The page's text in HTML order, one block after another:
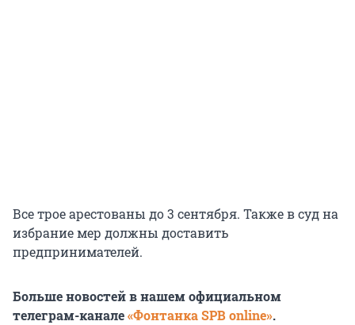
Все трое арестованы до 3 сентября. Также в суд на
избрание мер должны доставить
предпринимателей.
Больше новостей в нашем официальном
телеграм-канале«Фонтанка SPB online».